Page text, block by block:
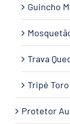
Guincho
Trava
Tripé Toro
Protetor